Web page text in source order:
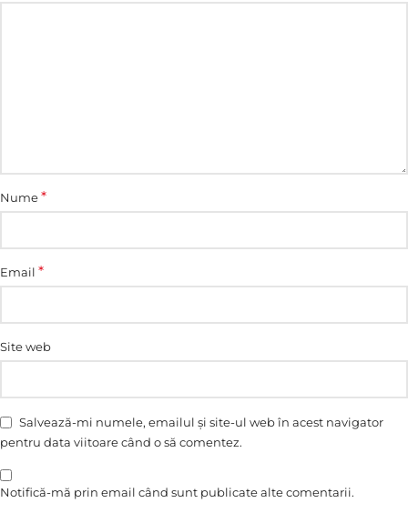
Nume*
Email *
Site web
Salvează-mi numele, emailul și site-ul web în acest navigator
pentru data viitoare când o să comentez.
Notifică-mă prin email când sunt publicate alte comentarii.